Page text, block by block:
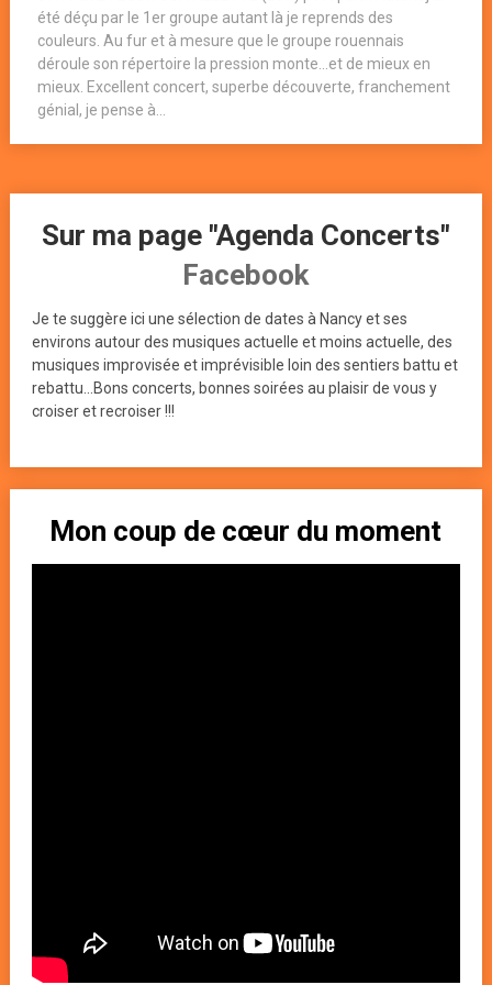
été déçu par le 1er groupe autant là je reprends des
couleurs. Au fur et à mesure que le groupe rouennais
déroule son répertoire la pression monte…et de mieux en
mieux. Excellent concert, superbe découverte, franchement
génial, je pense à...
Sur ma page "Agenda Concerts"
Facebook
Je te suggère ici une sélection de dates à Nancy et ses
environs autour des musiques actuelle et moins actuelle, des
musiques improvisée et imprévisible loin des sentiers battu et
rebattu...Bons concerts, bonnes soirées au plaisir de vous y
croiser et recroiser !!!
Mon coup de cœur du moment